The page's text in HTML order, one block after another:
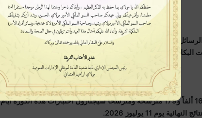
من 18 يونيو الجاري.
وبخصوص الدورة الاستدراكية، أكدت الوزارة أن 163 ألفاً و179 مترشحة ومترشحاً سيجتازون اختبارات هذه الدورة أيام